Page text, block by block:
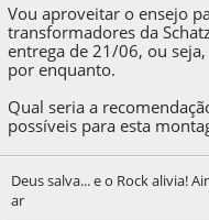
Vou aproveitar o ensejo
transformadores da
entrega de 21/06, ou
por enquanto.
Qual seria a
possíveis para esta
Deus salva... e o Rock alivia!
ar